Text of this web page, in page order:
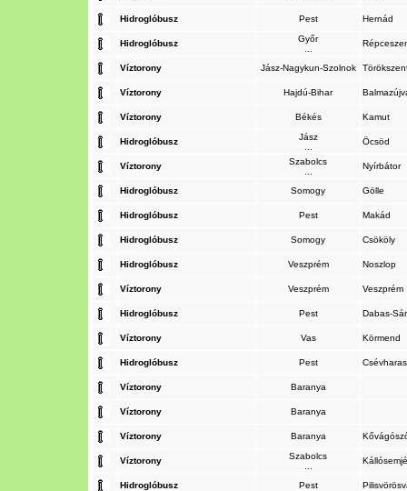
Hidroglóbusz Pest Hernád
Hidroglóbusz
Győr
Víztorony Jász-Nagykun-Szolnok
Víztorony Hajdú-Bihar
Víztorony Békés Kamut
Hidroglóbusz
Jász
Öcsöd
Víztorony
Szabolcs
Nyírbátor
Hidroglóbusz Somogy Gölle
Hidroglóbusz Pest Makád
Hidroglóbusz Somogy Csököly
Hidroglóbusz Veszprém Noszlop
Víztorony Veszprém Veszprém
Hidroglóbusz Pest Dabas-
Víztorony Vas Körmend
Hidroglóbusz Pest
Víztorony Baranya
Víztorony Baranya
Víztorony Baranya
Víztorony
Szabolcs
Hidroglóbusz Pest